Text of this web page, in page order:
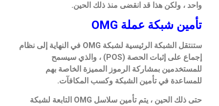
واحد ، ولكن هذا قد انقضى منذ ذلك الحين.
تأمين شبكة عملة OMG
ستنتقل الشبكة الرئيسية لشبكة OMG في النهاية إلى نظام
إجماع على إثبات الحصة (POS) ، والذي سيسمح
للمستخدمين بمشاركة الرموز المميزة الخاصة بهم
للمساعدة في تأمين الشبكة وكسب المكافآت.
حتى ذلك الحين ، يتم تأمين سلاسل OMG التابعة لشبكة